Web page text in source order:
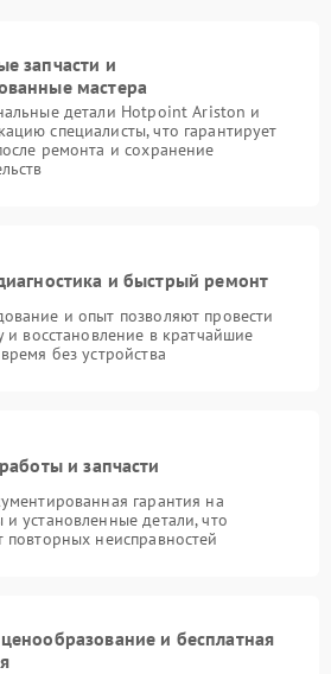
запчасти и
мастера
детали Hotpoint Ariston и
специалисты, что гарантирует
ремонта и сохранение
и быстрый ремонт
и опыт позволяют провести
и восстановление в кратчайшие
без устройства
и запчасти
гарантия на
установленные детали, что
неисправностей
и бесплатная